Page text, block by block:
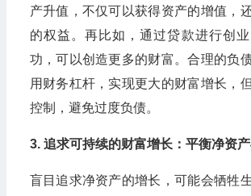
产升值，不仅可以获得资产的增值，
的权益。再比如，通过贷款进行创
功，可以创造更多的财富。合理的负
用财务杠杆，实现更大的财富增长，
控制，避免过度负债。
3. 追求可持续的财富增长：平衡净资
盲目追求净资产的增长，可能会牺牲